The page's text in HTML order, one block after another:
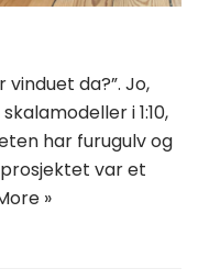
da?”. Jo,
i 1:10,
har furugulv og
var et
»